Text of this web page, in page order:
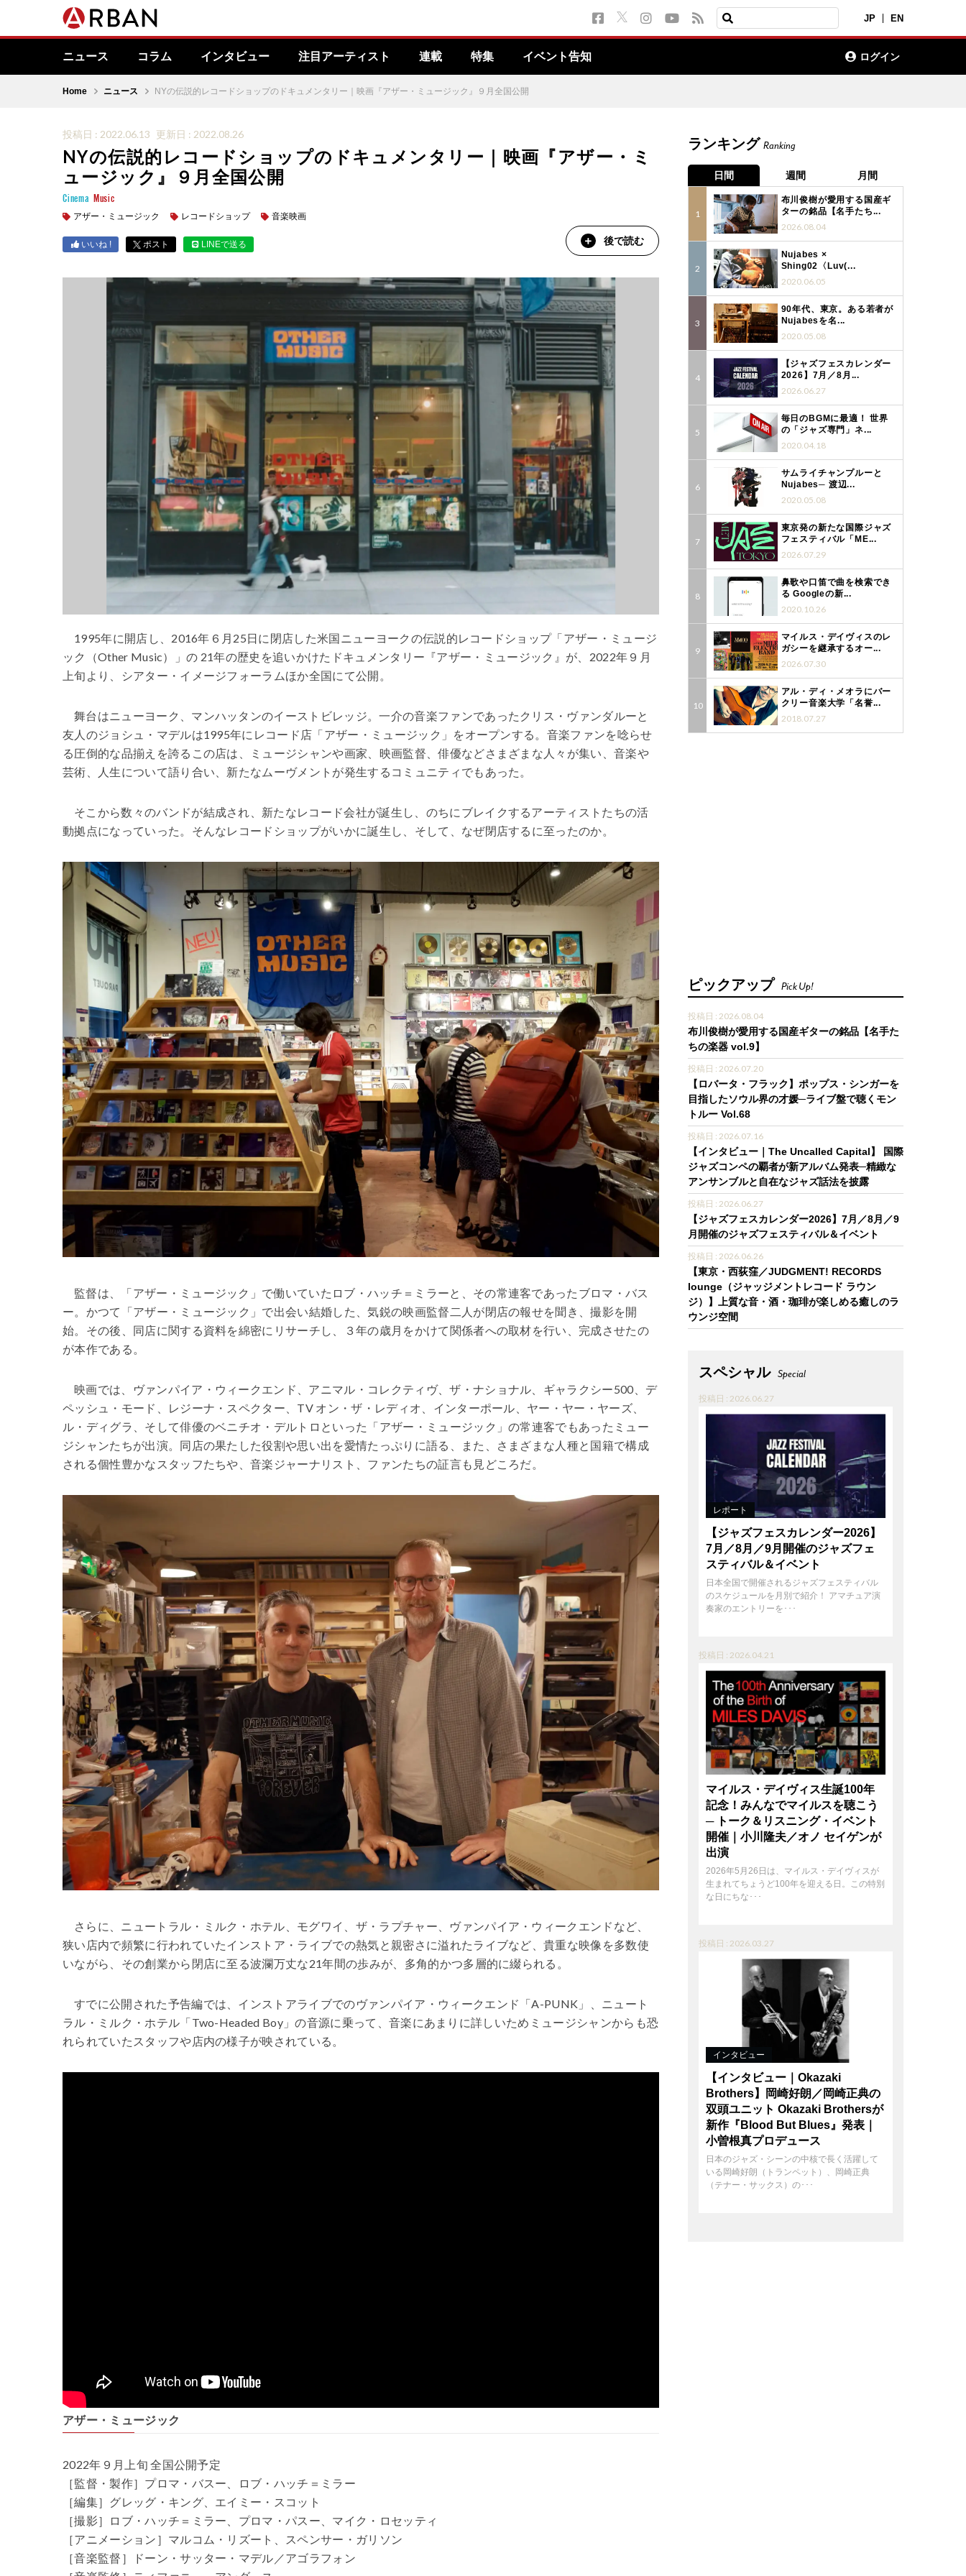
JP EN
ニュース コラム インタビュー 注目アーティスト 連載 特集 イベント告知 ログイン
Home ニュース NYの伝説的レコードショップのドキュメンタリー｜映画『アザー・ミュージック』９月全国公開
投稿日 : 2022.06.13 更新日 : 2022.08.26
NYの伝説的レコードショップのドキュメンタリー｜映画『アザー・ミ
ュージック』９月全国公開
Cinema Music
アザー・ミュージック レコードショップ 音楽映画
いいね ! ポスト LINEで送る 後で読む
1995年に開店し、2016年６月25日に閉店した米国ニューヨークの伝説的レコードショップ「アザー・ミュージ
ック（Other Music）」の 21年の歴史を追いかけたドキュメンタリー『アザー・ミュージック』が、2022年９月
上旬より、シアター・イメージフォーラムほか全国にて公開。
舞台はニューヨーク、マンハッタンのイーストビレッジ。一介の音楽ファンであったクリス・ヴァンダルーと
友人のジョシュ・マデルは1995年にレコード店「アザー・ミュージック」をオープンする。 音楽ファンを唸らせ
る圧倒的な品揃えを誇るこの店は、ミュージシャンや画家、映画監督、俳優などさまざまな人々が集い、音楽や
芸術、人生について語り合い、新たなムーヴメントが発生するコミュニティでもあった。
そこから数々のバンドが結成され、新たなレコード会社が誕生し、のちにブレイクするアーティストたちの活
動拠点になっていった。そんなレコードショップがいかに誕生し、そして、なぜ閉店するに至ったのか。
監督は、「アザー・ミュージック」で働いていたロブ・ハッチ＝ミラーと、その常連客であったブロマ・バス
ー。かつて「アザー・ミュージック」で出会い結婚した、気鋭の映画監督二人が閉店の報せを聞き、撮影を開
始。その後、同店に関する資料を綿密にリサーチし、３年の歳月をかけて関係者への取材を行い、完成させたの
が本作である。
映画では、ヴァンパイア・ウィークエンド、アニマル・コレクティヴ、ザ・ナショナル、ギャラクシー500、デ
ペッシュ・モード、レジーナ・スペクター、TV オン・ザ・レディオ、インターポール、ヤー・ヤー・ヤーズ、
ル・ディグラ、そして俳優のベニチオ・デルトロといった「アザー・ミュージック」の常連客でもあったミュー
ジシャンたちが出演。同店の果たした役割や思い出を愛情たっぷりに語る、また、さまざまな人種と国籍で構成
される個性豊かなスタッフたちや、音楽ジャーナリスト、ファンたちの証言も見どころだ。
さらに、ニュートラル・ミルク・ホテル、モグワイ、ザ・ラプチャー、ヴァンパイア・ウィークエンドなど、
狭い店内で頻繁に行われていたインストア・ライブでの熱気と親密さに溢れたライブなど、貴重な映像を多数使
いながら、その創業から閉店に至る波瀾万丈な21年間の歩みが、多角的かつ多層的に綴られる。
すでに公開された予告編では、インストアライブでのヴァンパイア・ウィークエンド「A-PUNK」、ニュート
ラル・ミルク・ホテル「Two-Headed Boy」の音源に乗って、音楽にあまりに詳しいためミュージシャンからも恐
れられていたスタッフや店内の様子が映されている。
アザー・ミュージック
2022年９月上旬 全国公開予定
［監督・製作］プロマ・バスー、ロブ・ハッチ＝ミラー
［編集］グレッグ・キング、エイミー・スコット
［撮影］ロブ・ハッチ＝ミラー、プロマ・パスー、マイク・ロセッティ
［アニメーション］マルコム・リズート、スペンサー・ガリソン
［音楽監督］ドーン・サッター・マデル／アゴラフォン
ランキング Ranking
日間 週間 月間
布川俊樹が愛用する国産ギ
ターの銘品【名手たち...
2026.08.04
Nujabes ×
Shing02〈Luv(...
2020.06.05
90年代、東京。ある若者が
Nujabesを名...
2020.05.08
【ジャズフェスカレンダー
2026】7月／8月...
2026.06.27
毎日のBGMに最適！ 世界
の「ジャズ専門」ネ...
2020.04.18
サムライチャンプルーと
Nujabes─ 渡辺...
2020.05.08
東京発の新たな国際ジャズ
フェスティバル「ME...
2026.07.29
鼻歌や口笛で曲を検索でき
る Googleの新...
2020.10.26
マイルス・デイヴィスのレ
ガシーを継承するオー...
2026.07.30
アル・ディ・メオラにバー
クリー音楽大学「名誉...
2018.07.27
ピックアップ Pick Up!
投稿日 : 2026.08.04
布川俊樹が愛用する国産ギターの銘品【名手た
ちの楽器 vol.9】
投稿日 : 2026.07.20
【ロバータ・フラック】ポップス・シンガーを
目指したソウル界の才媛─ライブ盤で聴くモン
トルー Vol.68
投稿日 : 2026.07.16
【インタビュー｜The Uncalled Capital】 国際
ジャズコンペの覇者が新アルバム発表─精緻な
アンサンブルと自在なジャズ話法を披露
投稿日 : 2026.06.27
【ジャズフェスカレンダー2026】7月／8月／9
月開催のジャズフェスティバル＆イベント
投稿日 : 2026.06.26
【東京・西荻窪／JUDGMENT! RECORDS
lounge（ジャッジメントレコード ラウン
ジ）】上質な音・酒・珈琲が楽しめる癒しのラ
ウンジ空間
スペシャル Special
投稿日 : 2026.06.27
レポート
【ジャズフェスカレンダー2026】
7月／8月／9月開催のジャズフェ
スティバル＆イベント
日本全国で開催されるジャズフェスティバル
のスケジュールを月別で紹介！ アマチュア演
奏家のエントリーを･･･
投稿日 : 2026.04.21
マイルス・デイヴィス生誕100年
記念！みんなでマイルスを聴こう
─ トーク＆リスニング・イベント
開催｜小川隆夫／オノ セイゲンが
出演
2026年5月26日は、マイルス・デイヴィスが
生まれてちょうど100年を迎える日。この特別
な日にちな･･･
投稿日 : 2026.03.27
インタビュー
【インタビュー｜Okazaki
Brothers】岡崎好朗／岡崎正典の
双頭ユニット Okazaki Brothersが
新作『Blood But Blues』発表｜
小曽根真プロデュース
日本のジャズ・シーンの中核で長く活躍して
いる岡崎好朗（トランペット）、岡崎正典
（テナー・サックス）の･･･